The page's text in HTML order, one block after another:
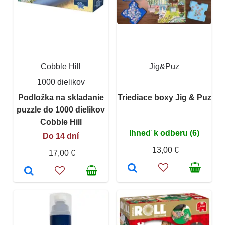
Cobble Hill
1000 dielikov
Podložka na skladanie
puzzle do 1000 dielikov
Cobble Hill
Do 14 dní
17,00 €
Jig&Puz
Triediace boxy Jig & Puz
Ihneď k odberu (6)
13,00 €